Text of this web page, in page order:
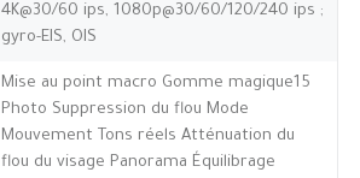
4K@30/60 ips, 1080p@30/60/120/240 ips ;
gyro-EIS, OIS
Mise au point macro Gomme magique15
Photo Suppression du flou Mode
Mouvement Tons réels Atténuation du
flou du visage Panorama Équilibrage